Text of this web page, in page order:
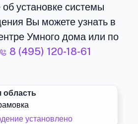
установке системы
Вы можете узнать в
Умного дома или по
8 (495) 120-18-61
область
установлено